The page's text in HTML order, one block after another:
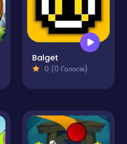
Balget
0 (0 Голосів)